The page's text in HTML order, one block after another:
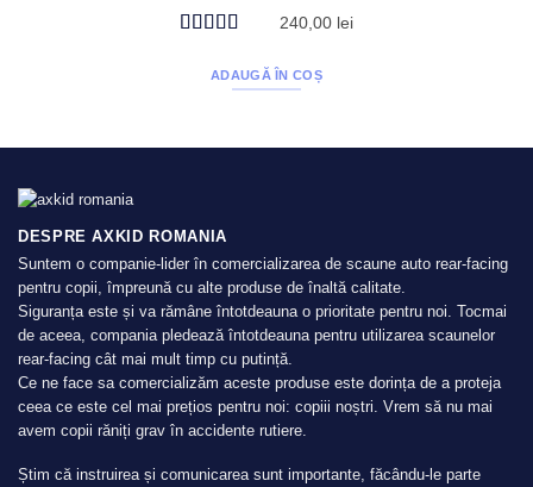
din 5
240,00 lei
ADAUGĂ ÎN COȘ
DESPRE AXKID ROMANIA
Suntem o companie-lider în comercializarea de scaune auto rear-facing
pentru copii, împreună cu alte produse de înaltă calitate.
Siguranța este și va rămâne întotdeauna o prioritate pentru noi. Tocmai
de aceea, compania pledează întotdeauna pentru utilizarea scaunelor
rear-facing cât mai mult timp cu putință.
Ce ne face sa comercializăm aceste produse este dorința de a proteja
ceea ce este cel mai prețios pentru noi: copiii noștri. Vrem să nu mai
avem copii răniți grav în accidente rutiere.
Știm că instruirea și comunicarea sunt importante, făcându-le parte